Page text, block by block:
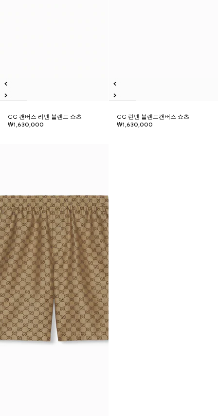
GG 캔버스 리넨 블렌드 쇼츠
₩1,630,000
GG 린넨 블렌드캔버스 쇼츠
₩1,630,000